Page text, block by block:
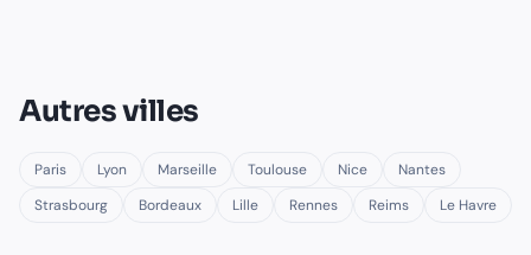
Autres villes
Paris Lyon Marseille Toulouse Nice
Nantes
Strasbourg
Bordeaux Lille Rennes Reims Le Havre